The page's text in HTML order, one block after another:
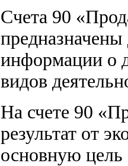
Счета 90
информации о
видов
На счете 90
результат от
основную цель